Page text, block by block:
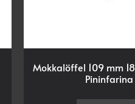
Mokkalöffel 109 mm
Pininfarina